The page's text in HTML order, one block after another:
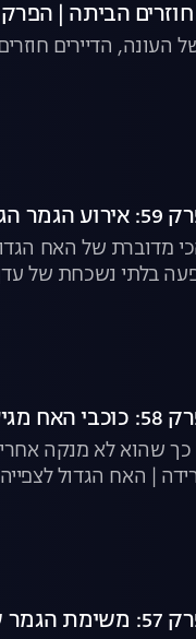
חוזרים הביתה |
העונה, הדיירים
העונה הכי מדוברת של
בלתי נשכחת של
שהוא לא מנקה
| האח הגדול